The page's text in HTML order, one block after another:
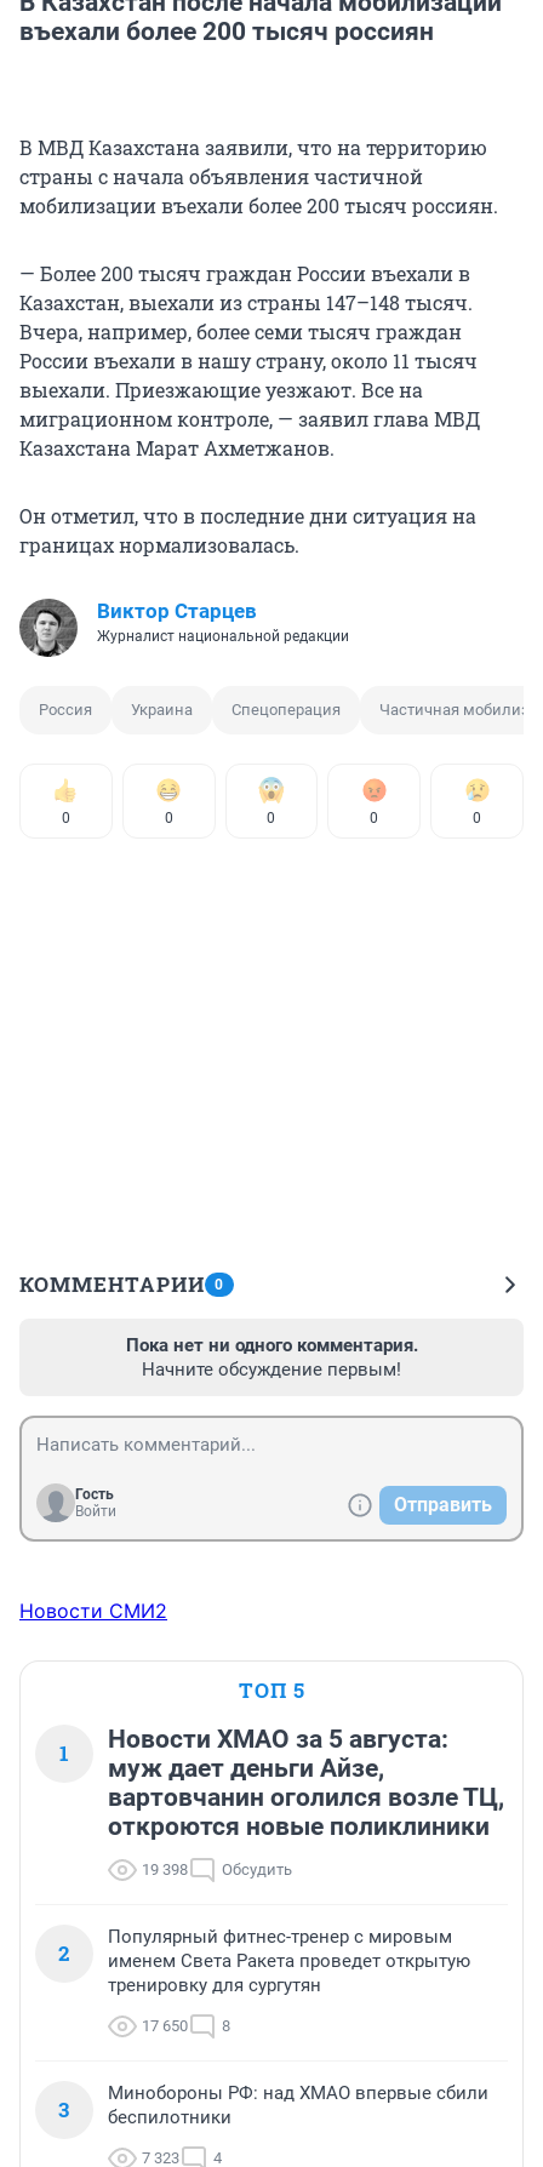
въехали более 200 тысяч россиян
В МВД Казахстана заявили, что на территорию
страны с начала объявления частичной
мобилизации въехали более 200 тысяч россиян.
— Более 200 тысяч граждан России въехали в
Казахстан, выехали из страны 147–148 тысяч.
Вчера, например, более семи тысяч граждан
России въехали в нашу страну, около 11 тысяч
выехали. Приезжающие уезжают. Все на
миграционном контроле, — заявил глава МВД
Казахстана Марат Ахметжанов.
Он отметил, что в последние дни ситуация на
границах нормализовалась.
Виктор Старцев
Журналист национальной редакции
Россия Украина Спецоперация Частичная
0 0 0 0 0
КОММЕНТАРИИ 0
Пока нет ни одного комментария.
Начните обсуждение первым!
Гость
Войти
Отправить
Новости СМИ2
ТОП 5
1
Новости ХМАО за 5 августа:
муж дает деньги Айзе,
вартовчанин оголился возле ТЦ,
откроются новые поликлиники
19 398 Обсудить
2
Популярный фитнес-тренер с мировым
именем Света Ракета проведет открытую
тренировку для сургутян
17 650 8
3
Минобороны РФ: над ХМАО впервые сбили
беспилотники
7 323 4